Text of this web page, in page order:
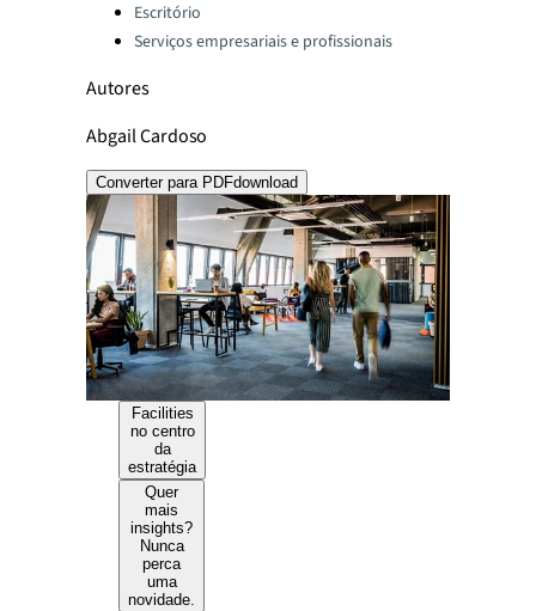
Escritório
Serviços empresariais e profissionais
Autores
Abgail Cardoso
Converter para PDFdownload
Facilities
no centro
da
estratégia
Quer
mais
insights?
Nunca
perca
uma
novidade.